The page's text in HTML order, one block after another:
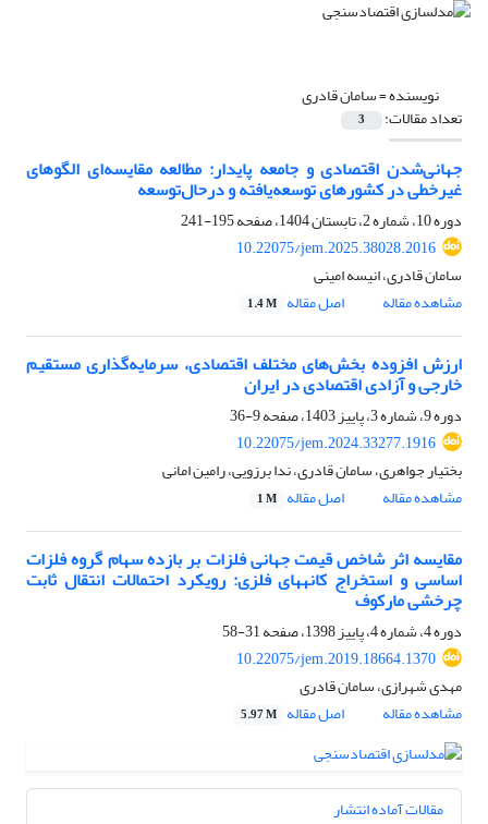
نویسنده =سامان قادری
تعداد مقالات: 3
جهانی‌شدن اقتصادی و جامعه پایدار: مطالعه مقایسه‌ای الگوهای
غیرخطی در کشورهای توسعه‌یافته و درحال‌توسعه
دوره 10، شماره 2، تابستان 1404، صفحه
195-241
10.22075/jem.2025.38028.2016
سامان قادری، انیسه امینی
مشاهده مقاله
اصل مقاله 1.4 M
ارزش افزوده بخش‌های مختلف اقتصادی، سرمایه‌گذاری مستقیم
خارجی و آزادی اقتصادی در ایران
دوره 9، شماره 3، پاییز 1403، صفحه
9-36
10.22075/jem.2024.33277.1916
بختیار جواهری، سامان قادری، ندا برزویی، رامین امانی
مشاهده مقاله
اصل مقاله 1 M
مقایسه‏ اثر شاخص قیمت جهانی فلزات بر بازده سهام گروه فلزات
اساسی و استخراج کانه‏های فلزی: رویکرد احتمالات انتقال ثابت
چرخشی مارکوف
دوره 4، شماره 4، پاییز 1398، صفحه
31-58
10.22075/jem.2019.18664.1370
مهدی شهرازی، سامان قادری
مشاهده مقاله
اصل مقاله 5.97 M
مقالات آماده انتشار